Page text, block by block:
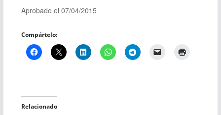
Aprobado el 07/04/2015
Compártelo:
Relacionado